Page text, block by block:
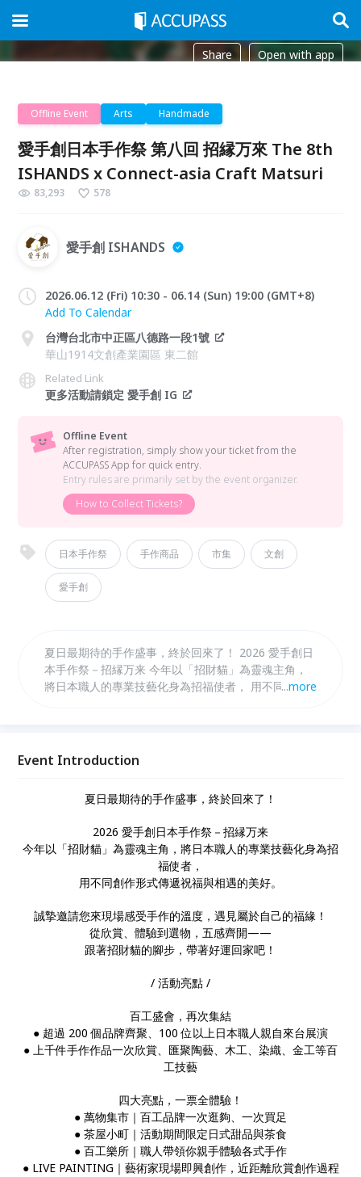
Share Open with app
Offline Event Arts Handmade
愛手創日本手作祭 第八回 招縁万來 The 8th
ISHANDS x Connect-asia Craft Matsuri
83,293 578
愛手創 ISHANDS
2026.06.12 (Fri) 10:30 - 06.14 (Sun) 19:00 (GMT+8)
Add To Calendar
台灣台北市中正區八德路一段1號
華山1914文創產業園區 東二館
Related Link
更多活動請鎖定 愛手創 IG
Offline Event
After registration, simply show your ticket from the
ACCUPASS App for quick entry.
Entry rules are primarily set by the event organizer.
How to Collect Tickets?
日本手作祭 手作商品 市集 文創
愛手創
夏日最期待的手作盛事，終於回來了！ 2026 愛手創日
本手作祭－招縁万来 今年以「招財貓」為靈魂主角，
將日本職人的專業技藝化身為招福使者， 用不同創作
家吧！
...more
Event Introduction
夏日最期待的手作盛事，終於回來了！
2026 愛手創日本手作祭－招縁万来
今年以「招財貓」為靈魂主角，將日本職人的專業技藝化身為招
福使者，
用不同創作形式傳遞祝福與相遇的美好。
誠摯邀請您來現場感受手作的溫度，遇見屬於自己的福緣！
從欣賞、體驗到選物，五感齊開——
跟著招財貓的腳步，帶著好運回家吧！
/ 活動亮點 /
百工盛會，再次集結
●︎ 超過 200 個品牌齊聚、100 位以上日本職人親自來台展演
●︎ 上千件手作作品一次欣賞、匯聚陶藝、木工、染織、金工等百
工技藝
四大亮點，一票全體驗！
●︎ 萬物集市｜百工品牌一次逛夠、一次買足
●︎ 茶屋小町｜活動期間限定日式甜品與茶食
●︎ 百工樂所｜職人帶領你親手體驗各式手作
●︎ LIVE PAINTING｜藝術家現場即興創作，近距離欣賞創作過程